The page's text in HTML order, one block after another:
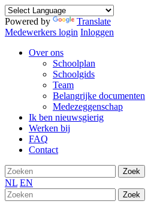
Powered by
Translate
Medewerkers login Inloggen
Over ons
Schoolplan
Schoolgids
Team
Belangrijke documenten
Medezeggenschap
Ik ben nieuwsgierig
Werken bij
FAQ
Contact
Zoek
NL EN
Zoek